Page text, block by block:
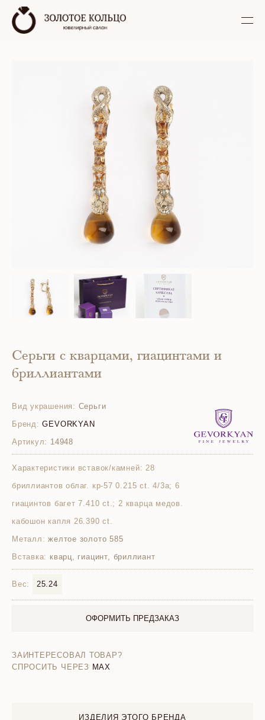
Серьги с кварцами, гиацинтами и
бриллиантами
Вид украшения: Серьги
Бренд: GEVORKYAN
Артикул: 14948
Характеристики вставок/камней: 28
бриллиантов облаг. кр-57 0.215 ct. 4/3а; 6
гиацинтов багет 7.410 ct.; 2 кварца медов.
кабошон капля 26.390 ct.
Металл: желтое золото 585
Вставка: кварц, гиацинт, бриллиант
Вес: 25.24
ОФОРМИТЬ ПРЕДЗАКАЗ
ЗАИНТЕРЕСОВАЛ ТОВАР?
СПРОСИТЬ ЧЕРЕЗ MAX
ИЗДЕЛИЯ ЭТОГО БРЕНДА